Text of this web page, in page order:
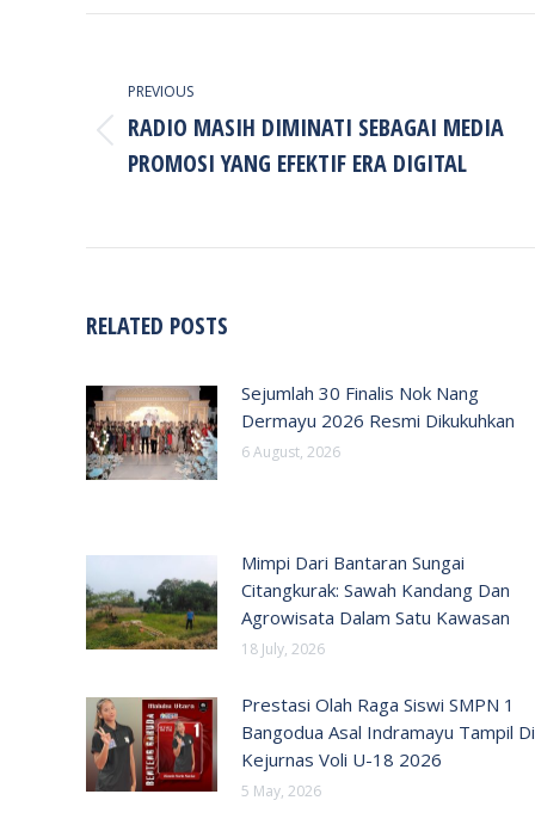
PREVIOUS
Previous
post:
RADIO MASIH DIMINATI SEBAGAI MEDIA
PROMOSI YANG EFEKTIF ERA DIGITAL
RELATED POSTS
Sejumlah 30 Finalis Nok Nang
Dermayu 2026 Resmi Dikukuhkan
6 August, 2026
Mimpi Dari Bantaran Sungai
Citangkurak: Sawah Kandang Dan
Agrowisata Dalam Satu Kawasan
18 July, 2026
Prestasi Olah Raga Siswi SMPN 1
Bangodua Asal Indramayu Tampil Di
Kejurnas Voli U-18 2026
5 May, 2026